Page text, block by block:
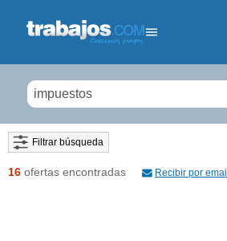
Filtrar búsqueda
16 ofertas encontradas Recibir por email